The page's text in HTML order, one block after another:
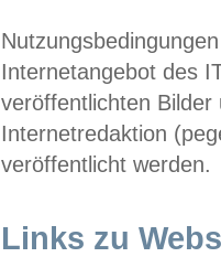
Internetangebot des
veröffentlichten
Internetredaktion
veröffentlicht werden.
Links zu